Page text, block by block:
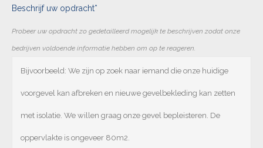
Beschrijf uw opdracht*
Probeer uw opdracht zo gedetailleerd mogelijk te beschrijven zodat onze
bedrijven voldoende informatie hebben om op te reageren.